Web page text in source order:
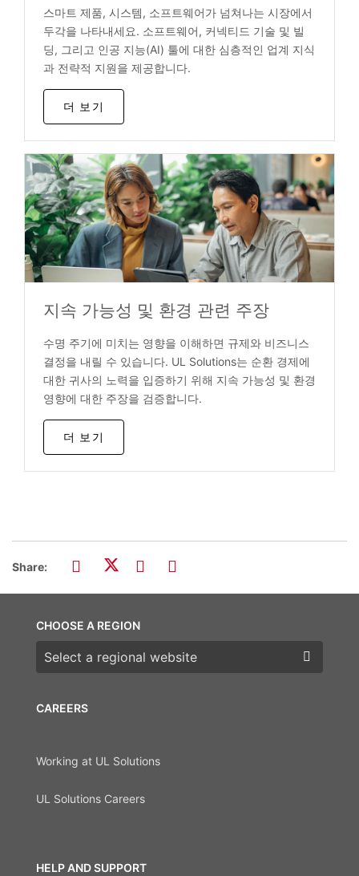
스마트 제품, 시스템, 소프트웨어가 넘쳐나는 시장에서
두각을 나타내세요. 소프트웨어, 커넥티드 기술 및 빌
딩, 그리고 인공 지능(AI) 툴에 대한 심층적인 업계 지식
과 전략적 지원을 제공합니다.
더 보기
지속 가능성 및 환경 관련 주장
수명 주기에 미치는 영향을 이해하면 규제와 비즈니스
결정을 내릴 수 있습니다. UL Solutions는 순환 경제에
대한 귀사의 노력을 입증하기 위해 지속 가능성 및 환경
영향에 대한 주장을 검증합니다.
더 보기
Share:
CAREERS
Working at UL Solutions
UL Solutions Careers
HELP AND SUPPORT
CHOOSE A REGION
Choose a region